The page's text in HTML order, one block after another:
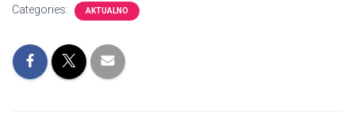
Categories: AKTUALNO